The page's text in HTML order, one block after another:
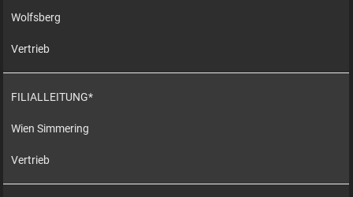
Wolfsberg
Vertrieb
FILIALLEITUNG*
Wien Simmering
Vertrieb